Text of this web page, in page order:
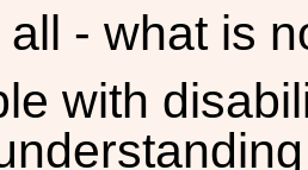
all - what is
with